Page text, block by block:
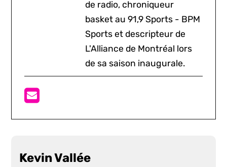
de radio, chroniqueur
basket au 91,9 Sports - BPM
Sports et descripteur de
L'Alliance de Montréal lors
de sa saison inaugurale.
Kevin Vallée